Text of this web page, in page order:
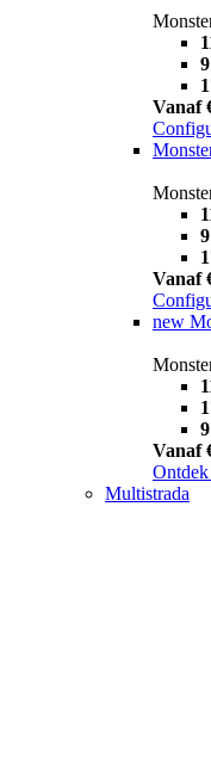
Vanaf
Vanaf
new
Vanaf
Multistrada